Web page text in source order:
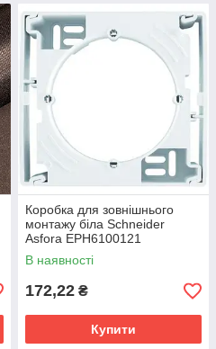
Коробка для зовнішнього
монтажу біла Schneider
Asfora EPH6100121
В наявності
172,22 ₴
Купити